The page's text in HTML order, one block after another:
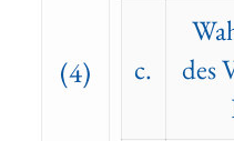
(4) c.
des